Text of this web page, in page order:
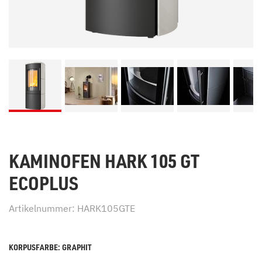
KAMINOFEN HARK 105 GT
ECOPLUS
Artikelnummer: HARK105GTE
KORPUSFARBE: GRAPHIT